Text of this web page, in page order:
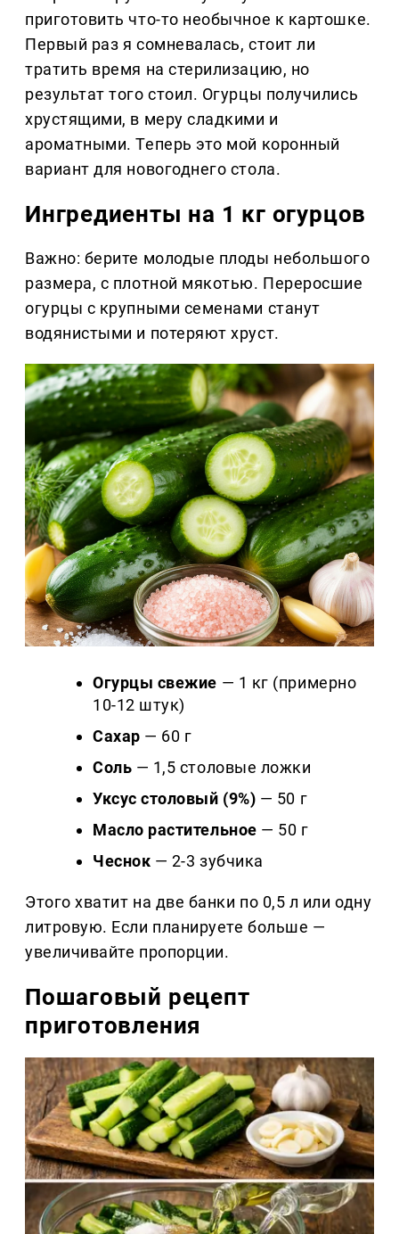
приготовить что-то необычное к картошке.
Первый раз я сомневалась, стоит ли
тратить время на стерилизацию, но
результат того стоил. Огурцы получились
хрустящими, в меру сладкими и
ароматными. Теперь это мой коронный
вариант для новогоднего стола.
Ингредиенты на 1 кг огурцов
Важно: берите молодые плоды небольшого
размера, с плотной мякотью. Переросшие
огурцы с крупными семенами станут
водянистыми и потеряют хруст.
Огурцы свежие — 1 кг (примерно
10-12 штук)
Сахар — 60 г
Соль — 1,5 столовые ложки
Уксус столовый (9%) — 50 г
Масло растительное — 50 г
Чеснок — 2-3 зубчика
Этого хватит на две банки по 0,5 л или одну
литровую. Если планируете больше —
увеличивайте пропорции.
Пошаговый рецепт
приготовления